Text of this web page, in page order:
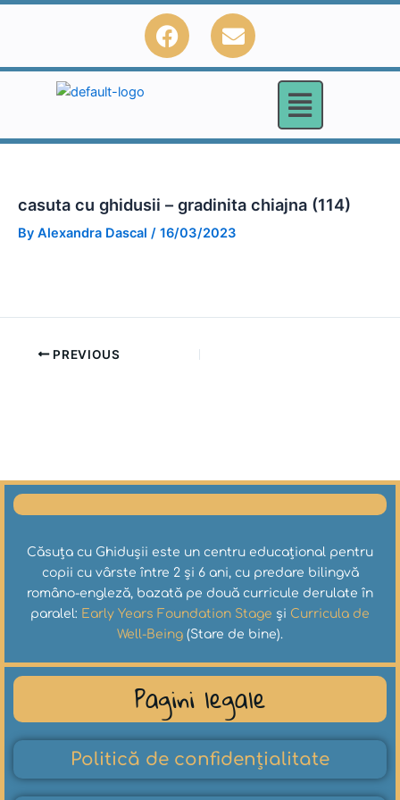
Skip
F
a
c
o
E
n
v
o
casuta cu ghidusii – gradinita chiajna (114)
By Alexandra Dascal / 16/03/2023
PREVIOUS
Căsuța cu Ghidușii este un centru educațional pentru
copii cu vârste între 2 și 6 ani, cu predare bilingvă
româno-engleză, bazată pe două curricule derulate în
paralel: Early Years Foundation Stage și Curricula de
Well-Being (Stare de bine).
Pagini legale
Politică de confidențialitate